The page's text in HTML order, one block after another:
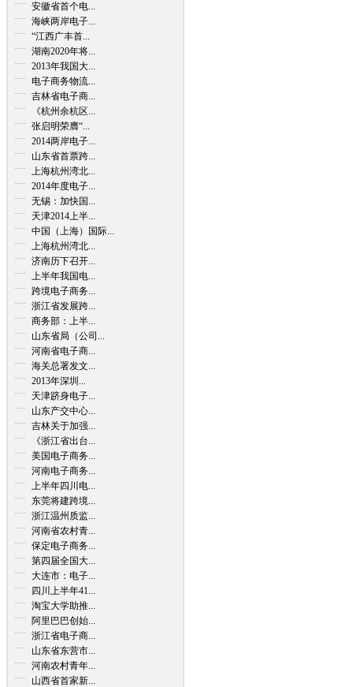
安徽省首个电...
海峡两岸电子...
“江西广丰首...
湖南2020年将...
2013年我国大...
电子商务物流...
吉林省电子商...
《杭州余杭区...
张启明荣膺“...
2014两岸电子...
山东省首票跨...
上海杭州湾北...
2014年度电子...
无锡：加快国...
天津2014上半...
中国（上海）国际...
上海杭州湾北...
济南历下召开...
上半年我国电...
跨境电子商务...
浙江省发展跨...
商务部：上半...
山东省局（公司...
河南省电子商...
海关总署发文...
2013年深圳...
天津跻身电子...
山东产交中心...
吉林关于加强...
《浙江省出台...
美国电子商务...
河南电子商务...
上半年四川电...
东莞将建跨境...
浙江温州质监...
河南省农村青...
保定电子商务...
第四届全国大...
大连市：电子...
四川上半年41...
淘宝大学助推...
阿里巴巴创始...
浙江省电子商...
山东省东营市...
河南农村青年...
山西省首家新...